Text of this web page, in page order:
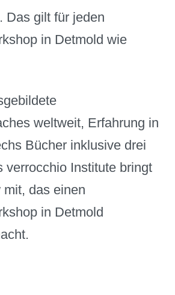
Das gilt für jeden
in Detmold wie
weltweit, Erfahrung in
Bücher inklusive drei
verrocchio Institute bringt
das einen
in Detmold